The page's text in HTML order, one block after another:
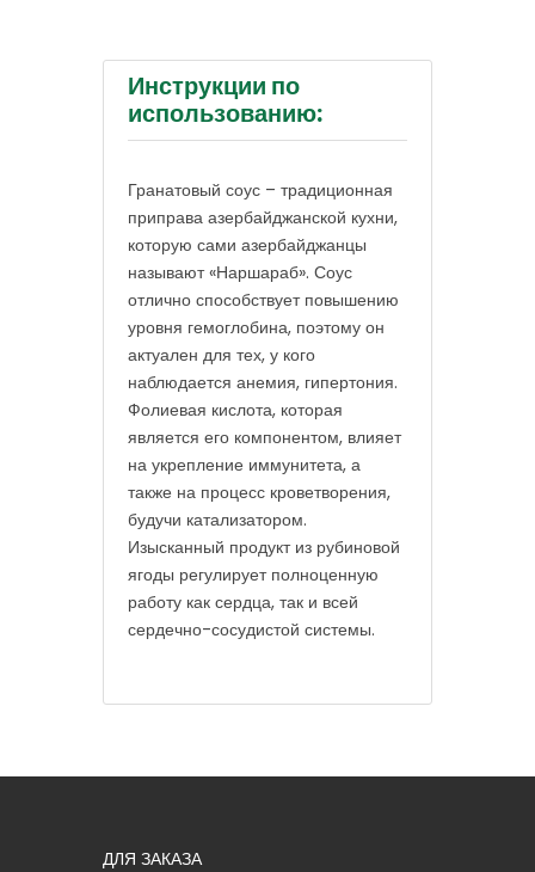
Инструкции по
использованию:
Гранатовый соус – традиционная
приправа азербайджанской кухни,
которую сами азербайджанцы
называют «Наршараб». Соус
отлично способствует повышению
уровня гемоглобина, поэтому он
актуален для тех, у кого
наблюдается анемия, гипертония.
Фолиевая кислота, которая
является его компонентом, влияет
на укрепление иммунитета, а
также на процесс кроветворения,
будучи катализатором.
Изысканный продукт из рубиновой
ягоды регулирует полноценную
работу как сердца, так и всей
сердечно-сосудистой системы.
ДЛЯ ЗАКАЗА